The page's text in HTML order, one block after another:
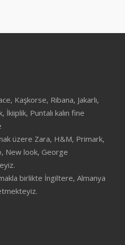
Kaşkorse, Ribana, Jakarlı,
İkiiplik, Puntalı kalın fine
üzere Zara, H&M, Primark,
New look, George
birlikte İngiltere, Almanya